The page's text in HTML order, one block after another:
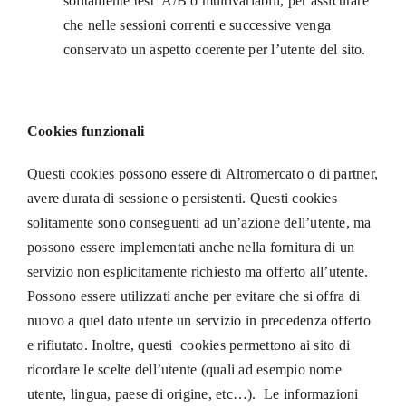
che nelle sessioni correnti e successive venga
conservato un aspetto coerente per l’utente del sito.
Cookies funzionali
Questi cookies possono essere di Altromercato o di partner,
avere durata di sessione o persistenti. Questi cookies
solitamente sono conseguenti ad un’azione dell’utente, ma
possono essere implementati anche nella fornitura di un
servizio non esplicitamente richiesto ma offerto all’utente.
Possono essere utilizzati anche per evitare che si offra di
nuovo a quel dato utente un servizio in precedenza offerto
e rifiutato. Inoltre, questi cookies permettono ai sito di
ricordare le scelte dell’utente (quali ad esempio nome
utente, lingua, paese di origine, etc…). Le informazioni